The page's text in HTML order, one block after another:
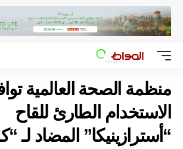
منظمة الصحة العالمية
الاستخدام الطارئ للقاح
“أسترازينيكا” المضاد لـ